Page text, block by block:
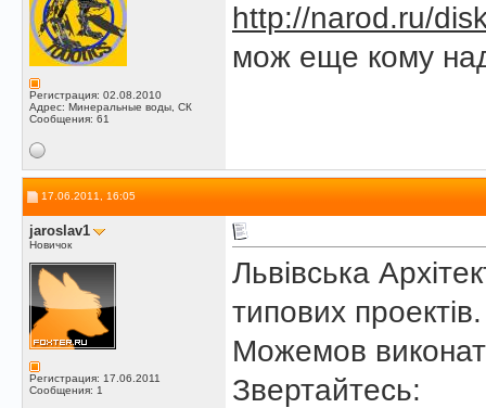
Регистрация: 02.08.2010
Адрес: Минеральные воды, СК
Сообщения: 61
http://narod.ru/
мож еще кому
17.06.2011, 16:05
jaroslav1
Новичок
Регистрация: 17.06.2011
Сообщения: 1
Львівська
типових проектів.
Можемов
Звертайтесь: